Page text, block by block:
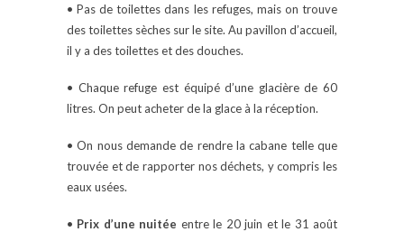
• Pas de toilettes dans les refuges, mais on trouve
des toilettes sèches sur le site. Au pavillon d’accueil,
il y a des toilettes et des douches.
• Chaque refuge est équipé d’une glacière de 60
litres. On peut acheter de la glace à la réception.
• On nous demande de rendre la cabane telle que
trouvée et de rapporter nos déchets, y compris les
eaux usées.
• Prix d’une nuitée entre le 20 juin et le 31 août